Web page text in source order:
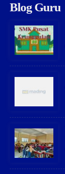
Blog Guru